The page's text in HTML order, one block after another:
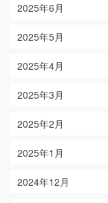
2025年6月
2025年5月
2025年4月
2025年3月
2025年2月
2025年1月
2024年12月